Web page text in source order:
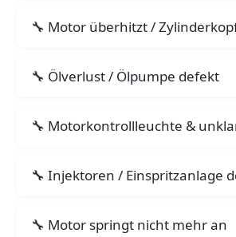
Motor überhitzt /
Ölverlust / Ölpumpe defekt
Motorkontrollleuchte &
Injektoren / Einspritzanlage
Motor springt nicht mehr an